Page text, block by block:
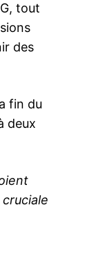
tout
des
fin du
deux